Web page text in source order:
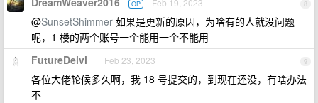
8
OP Feb 19, 2023
@SunsetShimmer 如果是更新的原因，为啥有的人就没问题
呢，1 楼的两个账号一个能用一个不能用
9
FutureDeivl Feb 23, 2023
各位大佬轮候多久啊，我 18 号提交的，到现在还没，有啥办法
不